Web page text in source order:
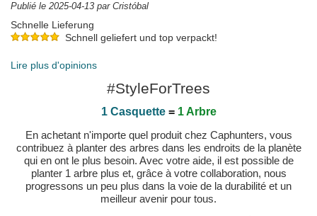
Publié le 2025-04-13 par Cristóbal
Schnelle Lieferung
Schnell geliefert und top verpackt!
Lire plus d'opinions
#StyleForTrees
1 Casquette= 1 Arbre
En achetant n'importe quel produit chez Caphunters, vous
contribuez à planter des arbres dans les endroits de la planète
qui en ont le plus besoin. Avec votre aide, il est possible de
planter 1 arbre plus et, grâce à votre collaboration, nous
progressons un peu plus dans la voie de la durabilité et un
meilleur avenir pour tous.